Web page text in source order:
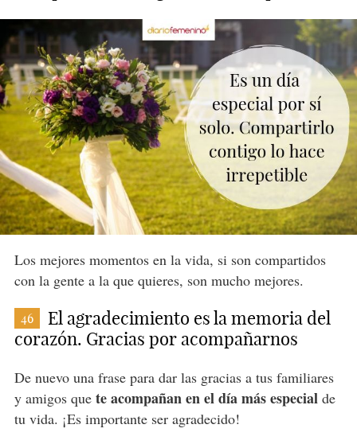
Los mejores momentos en la vida, si son compartidos
con la gente a la que quieres, son mucho mejores.
46
El agradecimiento es la memoria del
corazón. Gracias por acompañarnos
De nuevo una frase para dar las gracias a tus familiares
y amigos que te acompañan en el día más especial de
tu vida. ¡Es importante ser agradecido!